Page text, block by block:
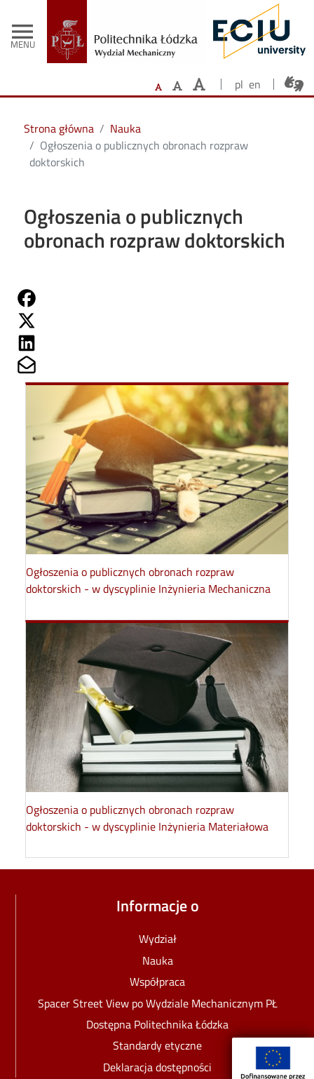
menu
MENU
- Strona główna
pl en
Strona główna
Nauka
Ogłoszenia o publicznych obronach rozpraw
doktorskich
Ogłoszenia o publicznych
obronach rozpraw doktorskich
Ogłoszenia o publicznych obronach rozpraw
doktorskich - w dyscyplinie Inżynieria Mechaniczna
Ogłoszenia o publicznych obronach rozpraw
doktorskich - w dyscyplinie Inżynieria Materiałowa
Informacje o
Wydział
Nauka
Współpraca
Spacer Street View po Wydziale Mechanicznym PŁ
Dostępna Politechnika Łódzka
Standardy etyczne
Deklaracja dostępności